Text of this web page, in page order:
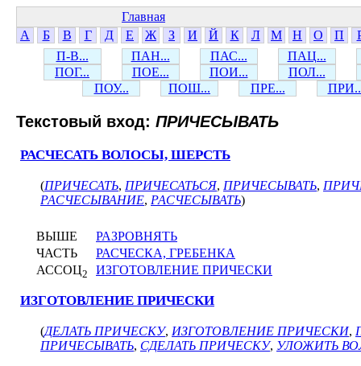
Главная
А
Б В Г Д Е Ж З И Й К Л М Н О П
П-В...
ПАН... ПАС...
ПАЦ...
ПОГ...
ПОЕ... ПОИ...
ПОЛ...
ПОУ...
ПОШ... ПРЕ...
Текстовый вход: ПРИЧЕСЫВАТЬ
РАСЧЕСАТЬ ВОЛОСЫ, ШЕРСТЬ
(ПРИЧЕСАТЬ, ПРИЧЕСАТЬСЯ, ПРИЧЕСЫВАТЬ,
РАСЧЕСЫВАНИЕ, РАСЧЕСЫВАТЬ)
ВЫШЕ
РАЗРОВНЯТЬ
ЧАСТЬ
РАСЧЕСКА, ГРЕБЕНКА
АССОЦ2 ИЗГОТОВЛЕНИЕ ПРИЧЕСКИ
ИЗГОТОВЛЕНИЕ ПРИЧЕСКИ
(ДЕЛАТЬ ПРИЧЕСКУ, ИЗГОТОВЛЕНИЕ ПРИЧЕСКИ,
ПРИЧЕСЫВАТЬ, СДЕЛАТЬ ПРИЧЕСКУ, УЛОЖИТЬ